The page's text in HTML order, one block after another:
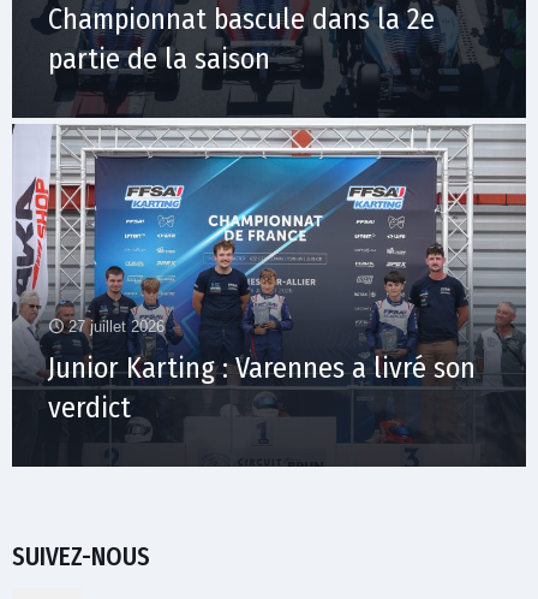
Championnat bascule dans la 2e
partie de la saison
27 juillet 2026
Junior Karting : Varennes a livré son
verdict
SUIVEZ-NOUS